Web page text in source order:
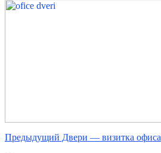
Предыдущий Двери — визитка офиса